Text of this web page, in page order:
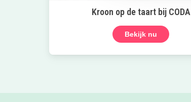
Kroon op de taart bij CODA
Bekijk nu